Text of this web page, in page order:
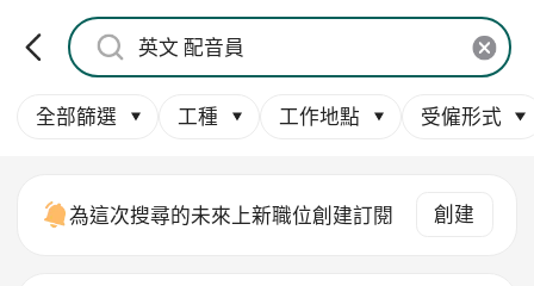
全部篩選 工種 工作地點 受僱形式
為這次搜尋的未來上新職位創建訂閱 創建